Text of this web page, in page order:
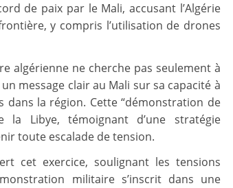
de paix par le Mali, accusant l’Algérie
y compris l’utilisation de drones
algérienne ne cherche pas seulement à
message clair au Mali sur sa capacité à
la région. Cette “démonstration de
Libye, témoignant d’une stratégie
toute escalade de tension.
cet exercice, soulignant les tensions
militaire s’inscrit dans une